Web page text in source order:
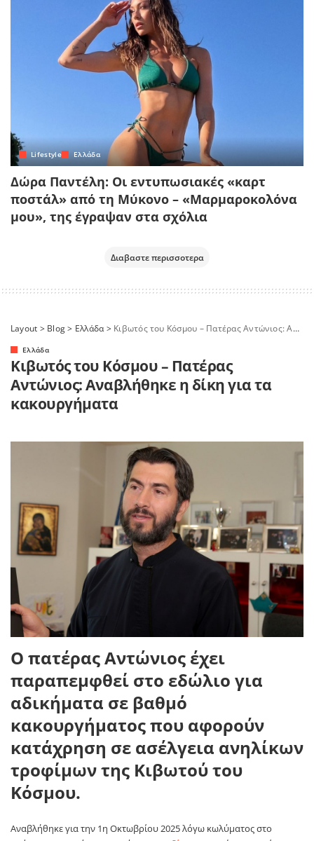
Lifestyle Ελλάδα
Δώρα Παντέλη: Οι εντυπωσιακές «καρτ
ποστάλ» από τη Μύκονο – «Μαρμαροκολόνα
μου», της έγραψαν στα σχόλια
Διαβαστε περισσοτερα
Layout > Blog> Ελλάδα> Κιβωτός του Κόσμου – Πατέρας Αντώνιος: Αναβλήθηκε η δίκη για τα κακουργήματα
Ελλάδα
Κιβωτός του Κόσμου – Πατέρας
Αντώνιος: Αναβλήθηκε η δίκη για τα
κακουργήματα
Ο πατέρας Αντώνιος έχει
παραπεμφθεί στο εδώλιο για
αδικήματα σε βαθμό
κακουργήματος που αφορούν
κατάχρηση σε ασέλγεια ανηλίκων
τροφίμων της Κιβωτού του
Κόσμου.
Αναβλήθηκε για την 1η Οκτωβρίου 2025 λόγω κωλύματος στο